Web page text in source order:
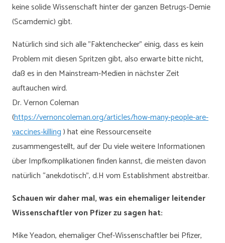
keine solide Wissenschaft hinter der ganzen Betrugs-Demie
(Scamdemic) gibt.
Natürlich sind sich alle "Faktenchecker" einig, dass es kein
Problem mit diesen Spritzen gibt, also erwarte bitte nicht,
daß es in den Mainstream-Medien in nächster Zeit
auftauchen wird.
Dr. Vernon Coleman
(https://vernoncoleman.org/articles/how-many-people-are-
vaccines-killing) hat eine Ressourcenseite
zusammengestellt, auf der Du viele weitere Informationen
über Impfkomplikationen finden kannst, die meisten davon
natürlich “anekdotisch”, d.H vom Establishment abstreitbar.
Schauen wir daher mal, was ein ehemaliger leitender
Wissenschaftler von Pfizer zu sagen hat:
Mike Yeadon, ehemaliger Chef-Wissenschaftler bei Pfizer,